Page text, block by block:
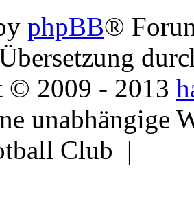
phpBB®
© 2009 - 2013
unabhängige
Club |